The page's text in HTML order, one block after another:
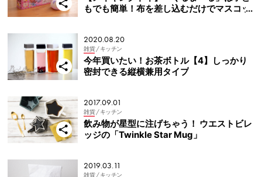
もでも簡単！布を差し込むだけでマスコッ
2020.08.20
雑貨 / キッチン
今年買いたい！お茶ボトル【4】しっかり
密封できる縦横兼用タイプ
2017.09.01
雑貨 / キッチン
飲み物が星型に注げちゃう！ ウエストビレ
ッジの「Twinkle Star Mug」
2019.03.11
雑貨 / キッチン